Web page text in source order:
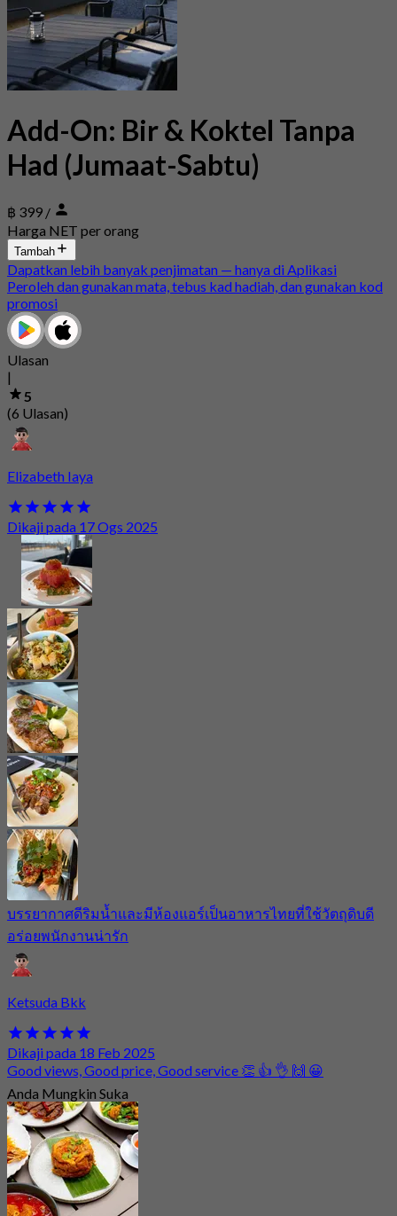
Add-On: Bir & Koktel Tanpa
Had (Jumaat-Sabtu)
฿ 399 /
Harga NET per orang
Tambah
Dapatkan lebih banyak penjimatan — hanya di Aplikasi
Peroleh dan gunakan mata, tebus kad hadiah, dan gunakan kod
promosi
Ulasan
|
5
(6 Ulasan)
Elizabeth Iaya
Dikaji pada 17 Ogs 2025
บรรยากาศดีริมน้ำและมีห้องแอร์เป็นอาหารไทยที่ใช้วัตถุดิบดี
อร่อยพนักงานน่ารัก
Ketsuda Bkk
Dikaji pada 18 Feb 2025
Good views, Good price, Good service 👏 👍 👌 🙌 😀
Anda Mungkin Suka